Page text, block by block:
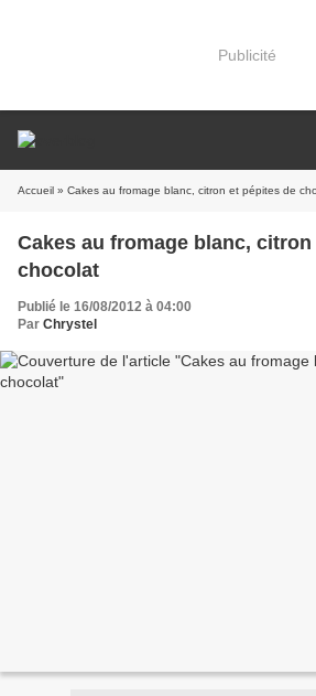
Publicité
Accueil » Cakes au fromage blanc, citron et pépites de
Cakes au fromage blanc,
chocolat
Publié le 16/08/2012 à 04:00
Par Chrystel